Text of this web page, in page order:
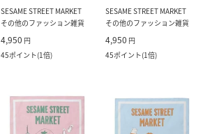
SESAME STREET MARKET
その他のファッション雑貨
4,950 円
45ポイント(1倍)
SESAME STREET MARKET
その他のファッション雑貨
4,950 円
45ポイント(1倍)